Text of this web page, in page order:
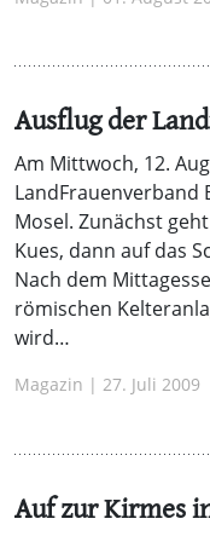
Ausflug der
Am Mittwoch, 12.
LandFrauenverband
Mosel. Zunächst
Kues, dann auf das
Nach dem
römischen
wird…
Magazin | 27. Juli 2009
Auf zur Kirmes